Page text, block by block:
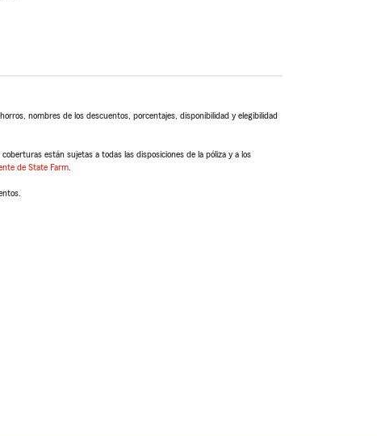
nombres de los descuentos, porcentajes, disponibilidad y elegibilidad
están sujetas a todas las disposiciones de la póliza y a los
de State Farm